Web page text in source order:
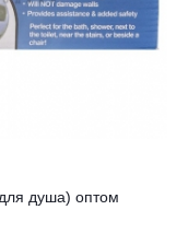
Ручка на присосках (держатель для душа) оптом